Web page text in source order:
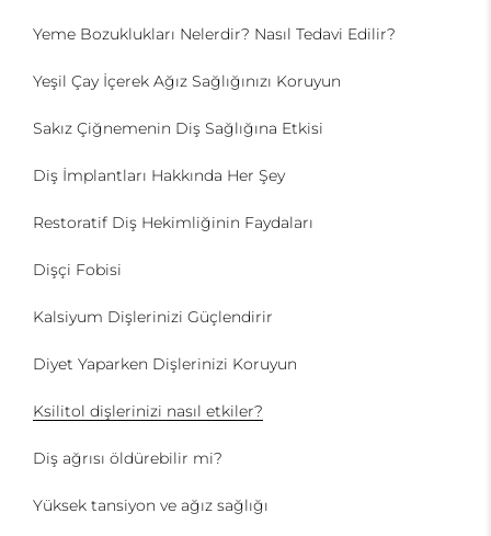
Yeme Bozuklukları Nelerdir? Nasıl Tedavi Edilir?
Yeşil Çay İçerek Ağız Sağlığınızı Koruyun
Sakız Çiğnemenin Diş Sağlığına Etkisi
Diş İmplantları Hakkında Her Şey
Restoratif Diş Hekimliğinin Faydaları
Dişçi Fobisi
Kalsiyum Dişlerinizi Güçlendirir
Diyet Yaparken Dişlerinizi Koruyun
Ksilitol dişlerinizi nasıl etkiler?
Diş ağrısı öldürebilir mi?
Yüksek tansiyon ve ağız sağlığı